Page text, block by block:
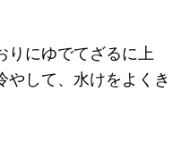
りにゆでてざるに上
やして、水けをよくき